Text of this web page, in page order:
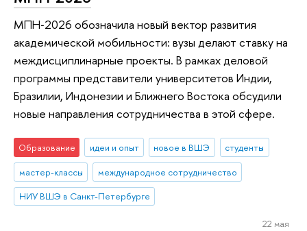
МПН‑2026 обозначила новый вектор развития
академической мобильности: вузы делают ставку на
междисциплинарные проекты. В рамках деловой
программы представители университетов Индии,
Бразилии, Индонезии и Ближнего Востока обсудили
новые направления сотрудничества в этой сфере.
Образование идеи и опыт новое в ВШЭ
студенты
мастер-классы
международное сотрудничество
НИУ ВШЭ в Санкт-Петербурге
22 мая